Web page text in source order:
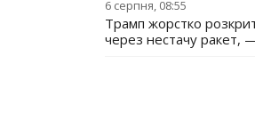
6 серпня, 08:55
Трамп жорстко
через нестачу ракет,